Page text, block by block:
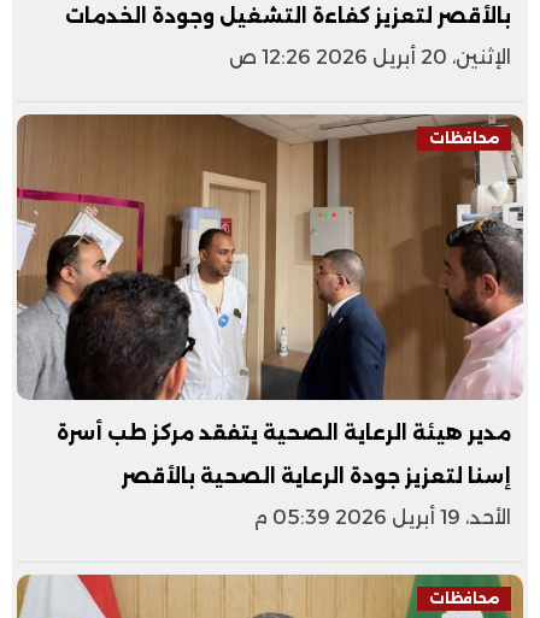
بالأقصر لتعزيز كفاءة التشغيل وجودة الخدمات
الإثنين، 20 أبريل 2026 12:26 ص
محافظات
مدير هيئة الرعاية الصحية يتفقد مركز طب أسرة
إسنا لتعزيز جودة الرعاية الصحية بالأقصر
الأحد، 19 أبريل 2026 05:39 م
محافظات